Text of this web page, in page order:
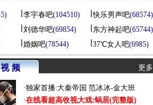
李宇春吧(104510) 快乐男声吧(68574)
刘德华吧(69854) 东方神起吧(65744)
婚姻吧(78544) 37℃女人吧(6985)
频 更
·独家首播:大秦帝国 范冰冰-金大班
·在线看超高收视大戏:蜗居(完整版)